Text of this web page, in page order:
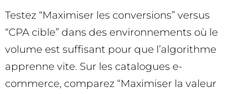
Testez “Maximiser les conversions” versus
“CPA cible” dans des environnements où le
volume est suffisant pour que l’algorithme
apprenne vite. Sur les catalogues e-
commerce, comparez “Maximiser la valeur